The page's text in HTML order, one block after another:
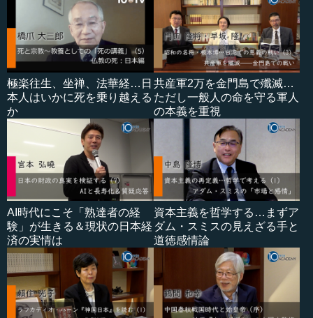
極楽往生、坐禅、法華経…日
本人はいかに死を乗り越える
か
共産軍2万を金門島で殲滅…
ただし一般人の命を守る軍人
の本義を重視
AI時代にこそ「熟達者の経
験」が生きる＆現状の日本経
済の実情は
資本主義を哲学する…まずア
ダム・スミスの見えざる手と
道徳感情論